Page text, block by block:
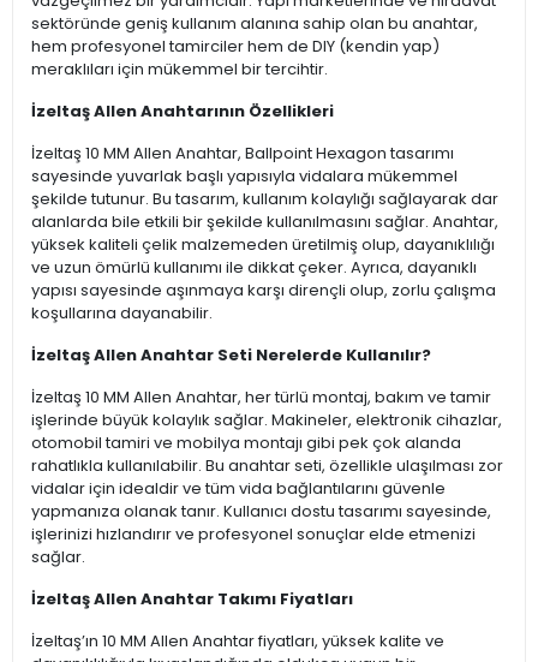
sektöründe geniş kullanım alanına sahip olan bu anahtar,
hem profesyonel tamirciler hem de DIY (kendin yap)
meraklıları için mükemmel bir tercihtir.
İzeltaş Allen Anahtarının Özellikleri
İzeltaş 10 MM Allen Anahtar, Ballpoint Hexagon tasarımı
sayesinde yuvarlak başlı yapısıyla vidalara mükemmel
şekilde tutunur. Bu tasarım, kullanım kolaylığı sağlayarak dar
alanlarda bile etkili bir şekilde kullanılmasını sağlar. Anahtar,
yüksek kaliteli çelik malzemeden üretilmiş olup, dayanıklılığı
ve uzun ömürlü kullanımı ile dikkat çeker. Ayrıca, dayanıklı
yapısı sayesinde aşınmaya karşı dirençli olup, zorlu çalışma
koşullarına dayanabilir.
İzeltaş Allen Anahtar Seti Nerelerde Kullanılır?
İzeltaş 10 MM Allen Anahtar, her türlü montaj, bakım ve tamir
işlerinde büyük kolaylık sağlar. Makineler, elektronik cihazlar,
otomobil tamiri ve mobilya montajı gibi pek çok alanda
rahatlıkla kullanılabilir. Bu anahtar seti, özellikle ulaşılması zor
vidalar için idealdir ve tüm vida bağlantılarını güvenle
yapmanıza olanak tanır. Kullanıcı dostu tasarımı sayesinde,
işlerinizi hızlandırır ve profesyonel sonuçlar elde etmenizi
sağlar.
İzeltaş Allen Anahtar Takımı Fiyatları
İzeltaş’ın 10 MM Allen Anahtar fiyatları, yüksek kalite ve